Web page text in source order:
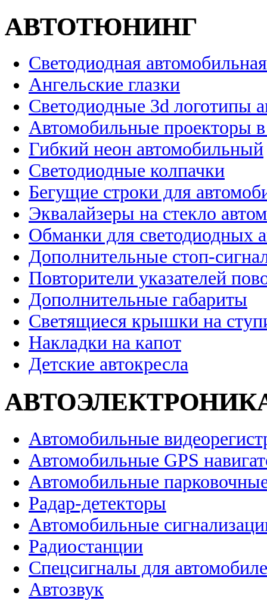
АВТОТЮНИНГ
Светодиодная
Ангельские глазки
Светодиодные 3d логотипы
Автомобильные проекторы
Гибкий неон автомобильный
Светодиодные колпачки
Бегущие строки для
Эквалайзеры на стекло
Обманки для светодиодных
Дополнительные стоп-
Повторители указателей
Дополнительные габариты
Светящиеся крышки на
Накладки на капот
Детские автокресла
Автомобильные
Автомобильные GPS
Автомобильные
Радар-детекторы
Автомобильные
Радиостанции
Спецсигналы для
Автозвук